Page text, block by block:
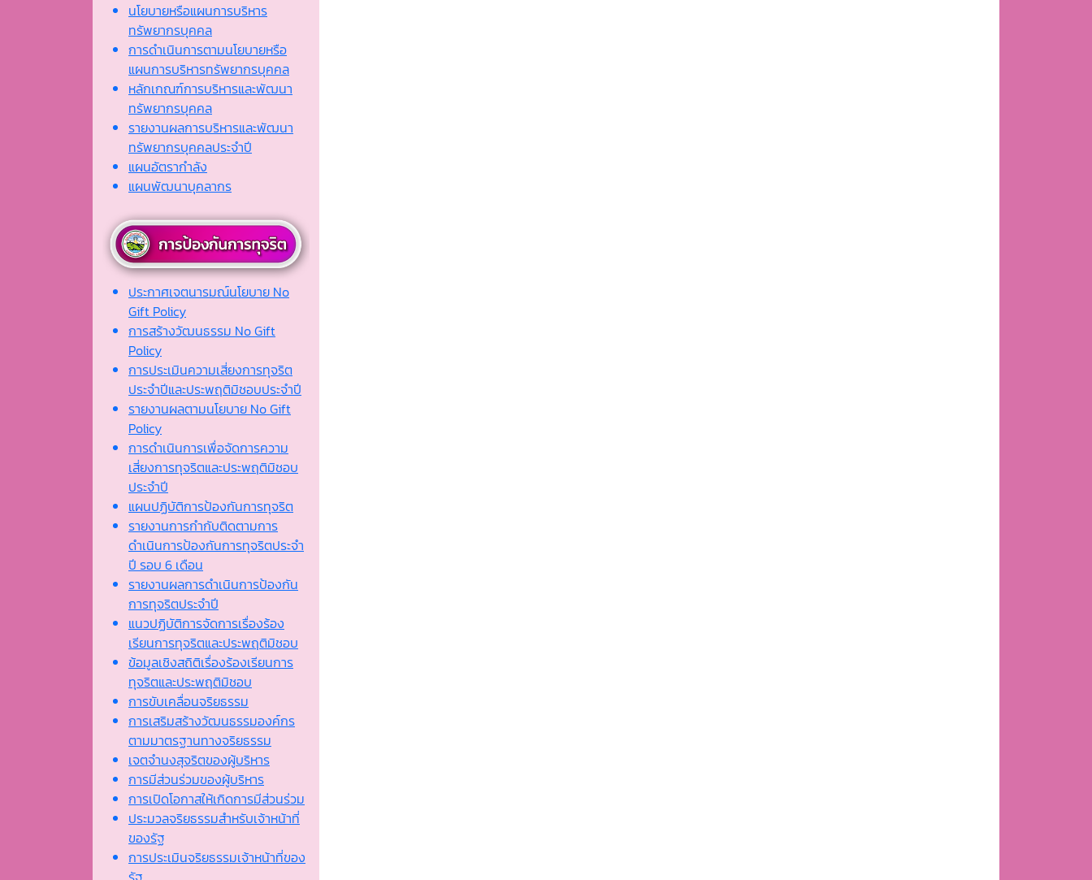
นโยบายหรือแผนการบริหาร
ทรัพยากรบุคคล
การดำเนินการตามนโยบายหรือ
แผนการบริหารทรัพยากรบุคคล
หลักเกณฑ์การบริหารและพัฒนา
ทรัพยากรบุคคล
รายงานผลการบริหารและพัฒนา
ทรัพยากรบุคคลประจำปี
แผนอัตรากำลัง
แผนพัฒนาบุคลากร
ประกาศเจตนารมณ์นโยบาย No
Gift Policy
การสร้างวัฒนธรรม No Gift
Policy
การประเมินความเสี่ยงการทุจริต
ประจำปีและประพฤติมิชอบประจำปี
รายงานผลตามนโยบาย No Gift
Policy
การดำเนินการเพื่อจัดการความ
เสี่ยงการทุจริตและประพฤติมิชอบ
ประจำปี
แผนปฏิบัติการป้องกันการทุจริต
รายงานการกำกับติดตามการ
ดำเนินการป้องกันการทุจริตประจำ
ปี รอบ 6 เดือน
รายงานผลการดำเนินการป้องกัน
การทุจริตประจำปี
แนวปฏิบัติการจัดการเรื่องร้อง
เรียนการทุจริตและประพฤติมิชอบ
ข้อมูลเชิงสถิติเรื่องร้องเรียนการ
ทุจริตและประพฤติมิชอบ
การขับเคลื่อนจริยธรรม
การเสริมสร้างวัฒนธรรมองค์กร
ตามมาตรฐานทางจริยธรรม
เจตจํานงสุจริตของผู้บริหาร
การมีส่วนร่วมของผู้บริหาร
การเปิดโอกาสให้เกิดการมีส่วนร่วม
ประมวลจริยธรรมสำหรับเจ้าหน้าที่
ของรัฐ
การประเมินจริยธรรมเจ้าหน้าที่ของ